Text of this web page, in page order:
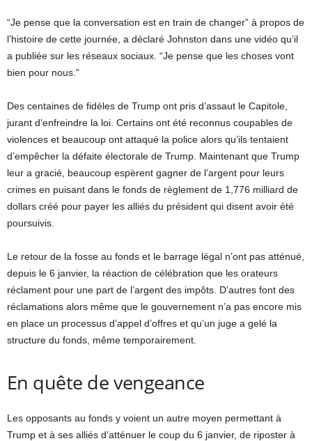
“Je pense que la conversation est en train de changer” à propos de
l’histoire de cette journée, a déclaré Johnston dans une vidéo qu’il
a publiée sur les réseaux sociaux. “Je pense que les choses vont
bien pour nous.”
Des centaines de fidèles de Trump ont pris d’assaut le Capitole,
jurant d’enfreindre la loi. Certains ont été reconnus coupables de
violences et beaucoup ont attaqué la police alors qu’ils tentaient
d’empêcher la défaite électorale de Trump. Maintenant que Trump
leur a gracié, beaucoup espèrent gagner de l’argent pour leurs
crimes en puisant dans le fonds de règlement de 1,776 milliard de
dollars créé pour payer les alliés du président qui disent avoir été
poursuivis.
Le retour de la fosse au fonds et le barrage légal n’ont pas atténué,
depuis le 6 janvier, la réaction de célébration que les orateurs
réclament pour une part de l’argent des impôts. D’autres font des
réclamations alors même que le gouvernement n’a pas encore mis
en place un processus d’appel d’offres et qu’un juge a gelé la
structure du fonds, même temporairement.
En quête de vengeance
Les opposants au fonds y voient un autre moyen permettant à
Trump et à ses alliés d’atténuer le coup du 6 janvier, de riposter à